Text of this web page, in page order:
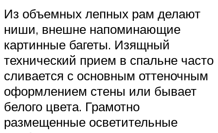
Из объемных лепных рам делают
ниши, внешне напоминающие
картинные багеты. Изящный
технический прием в спальне часто
сливается с основным оттеночным
оформлением стены или бывает
белого цвета. Грамотно
размещенные осветительные